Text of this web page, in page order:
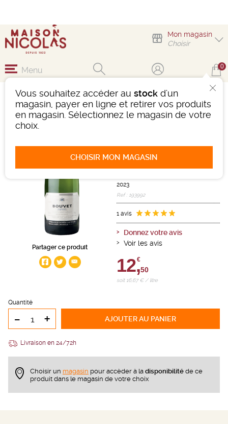
Mon magasin
Choisir
Vous souhaitez accéder au stock d'un
magasin, payer en ligne et retirer vos produits
en magasin. Sélectionnez le magasin de votre
choix.
CHOISIR MON MAGASIN
Menu 0
Partager ce produit
SAUMUR BOUVET
CUVÉE SAPHIR BRUT
VINTAGE
Saumur AOC
2023
Ref : 193992
1 avis
Donnez votre avis
Voir les avis
12,
€
50
soit 16,67 € / litre
Quantité
- + AJOUTERAU PANIER
Livraison en 24/72h
Choisir un magasin pour accèder à la disponibilité de ce
produit dans le magasin de votre choix